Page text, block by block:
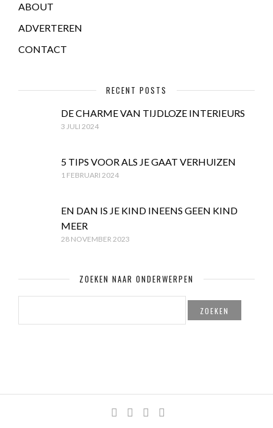
ABOUT
ADVERTEREN
CONTACT
RECENT POSTS
DE CHARME VAN TIJDLOZE INTERIEURS
3 JULI 2024
5 TIPS VOOR ALS JE GAAT VERHUIZEN
1 FEBRUARI 2024
EN DAN IS JE KIND INEENS GEEN KIND
MEER
28 NOVEMBER 2023
ZOEKEN NAAR ONDERWERPEN
ZOEKEN